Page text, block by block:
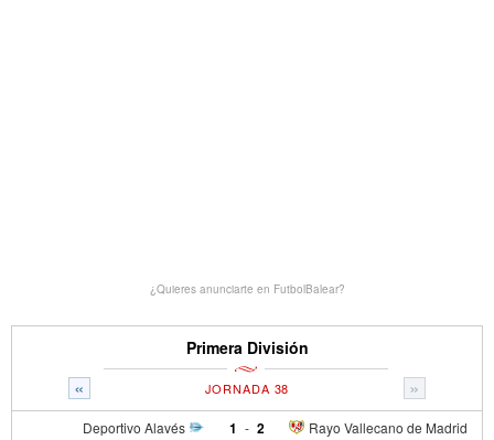
¿Quieres anunciarte en FutbolBalear?
Primera División
« »
JORNADA 38
Deportivo Alavés 1 - Rayo Vallecano de Madrid
2